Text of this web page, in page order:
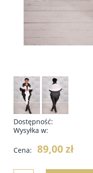
Dostępność:
Wysyłka w:
Cena: 89,00 zł